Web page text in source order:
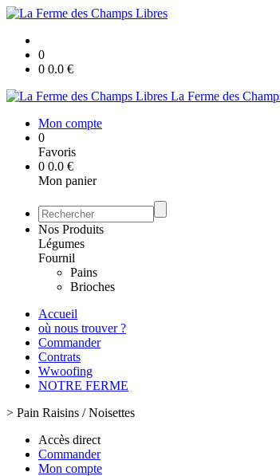
0
0 0.0 €
La Ferme des
Mon compte
0
Favoris
0 0.0 €
Mon panier
Nos Produits
Légumes
Fournil
Pains
Brioches
Accueil
où nous trouver ?
Commander
Contrats
Wwoofing
NOTRE FERME
> Pain Raisins / Noisettes
Accès direct
Commander
Mon compte